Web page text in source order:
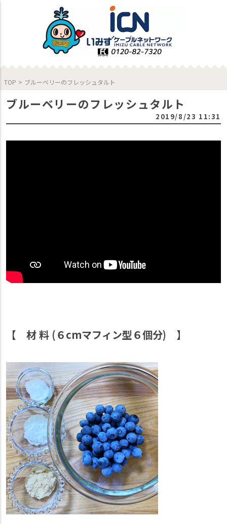
TOP > ブルーベリーのフレッシュタルト
ブルーベリーのフレッシュタルト
2019/8/23 11:31
【 材 料 (６cmマフィン型６個分) 】